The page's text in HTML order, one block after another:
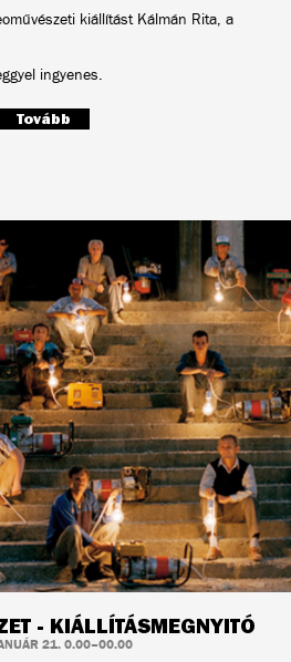
kiállítást Kálmán Rita, a
ingyenes.
Tovább
- KIÁLLÍTÁSMEGNYITÓ
21. 0.00–00.00